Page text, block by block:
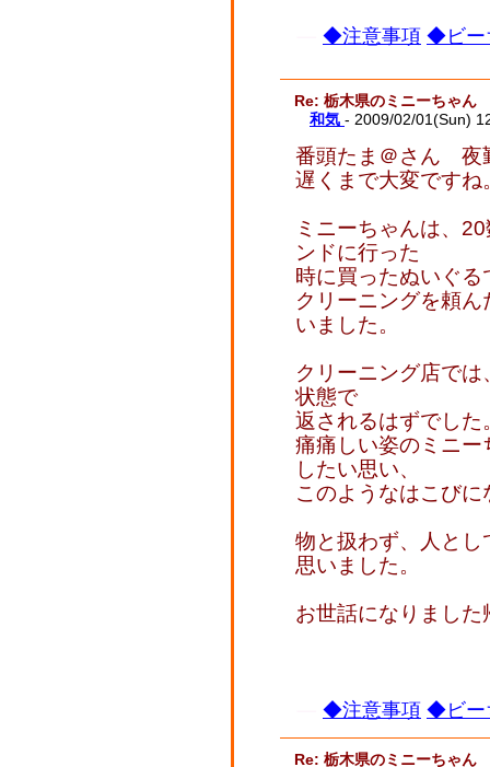
◆注意事項 ◆ビー
Re: 栃木県のミニーちゃん
和気 - 2009/02/01(Sun)
番頭たま＠さん 夜
遅くまで大変ですね
ミニーちゃんは、
ンドに行った
時に買ったぬいぐ
クリーニングを頼
いました。
クリーニング店で
状態で
返されるはずでした
痛痛しい姿のミニ
したい思い、
このようなはこびに
物と扱わず、人と
思いました。
お世話になりまし
◆注意事項 ◆ビー
Re: 栃木県のミニーちゃん